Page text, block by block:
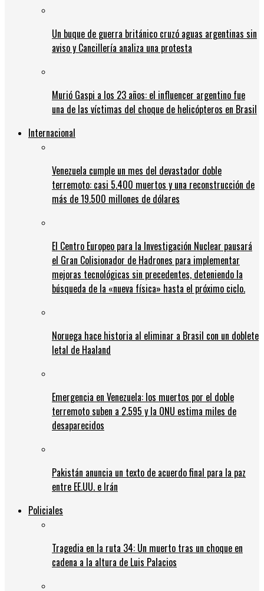
Un buque de guerra británico cruzó aguas argentinas sin
aviso y Cancillería analiza una protesta
Murió Gaspi a los 23 años: el influencer argentino fue
una de las víctimas del choque de helicópteros en Brasil
Internacional
Venezuela cumple un mes del devastador doble
terremoto: casi 5.400 muertos y una reconstrucción de
más de 19.500 millones de dólares
El Centro Europeo para la Investigación Nuclear pausará
el Gran Colisionador de Hadrones para implementar
mejoras tecnológicas sin precedentes, deteniendo la
búsqueda de la «nueva física» hasta el próximo ciclo.
Noruega hace historia al eliminar a Brasil con un doblete
letal de Haaland
Emergencia en Venezuela: los muertos por el doble
terremoto suben a 2.595 y la ONU estima miles de
desaparecidos
Pakistán anuncia un texto de acuerdo final para la paz
entre EE.UU. e Irán
Policiales
Tragedia en la ruta 34: Un muerto tras un choque en
cadena a la altura de Luis Palacios